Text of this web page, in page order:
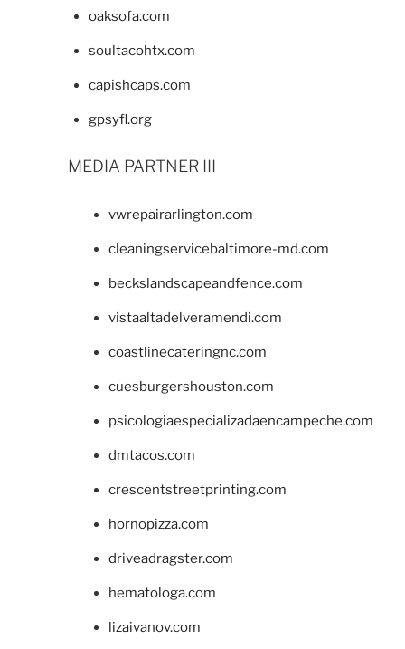
oaksofa.com
soultacohtx.com
capishcaps.com
gpsyfl.org
MEDIA PARTNER III
vwrepairarlington.com
cleaningservicebaltimore-md.com
beckslandscapeandfence.com
vistaaltadelveramendi.com
coastlinecateringnc.com
cuesburgershouston.com
psicologiaespecializadaencampeche.com
dmtacos.com
crescentstreetprinting.com
hornopizza.com
driveadragster.com
hematologa.com
lizaivanov.com